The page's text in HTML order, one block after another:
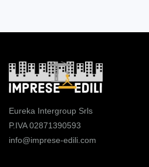
Eureka Intergroup Srls
P.IVA 02871390593
info@imprese-edili.com